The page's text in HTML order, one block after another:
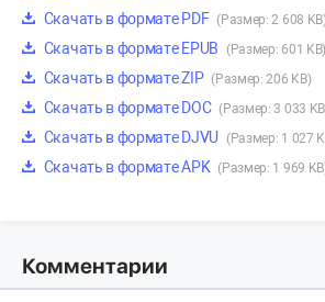
Скачать в формате PDF (Размер: 2 608
Скачать в формате EPUB (Размер: 601 KB)
Скачать в формате ZIP (Размер: 206 KB)
Скачать в формате DOC (Размер: 3 033
Скачать в формате DJVU (Размер: 1 027
Скачать в формате APK (Размер: 1 969
Комментарии